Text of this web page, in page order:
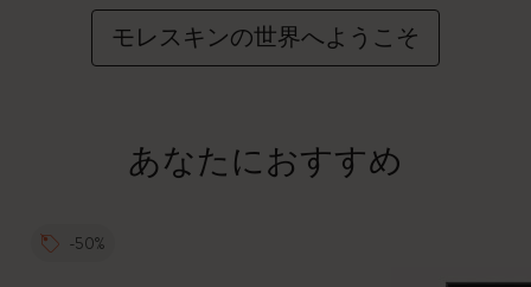
モレスキンの世界へようこそ
あなたにおすすめ
-50%